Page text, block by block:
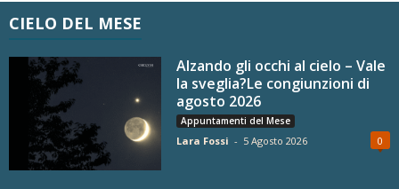
CIELO DEL MESE
Alzando gli occhi al cielo – Vale
la sveglia?Le congiunzioni di
agosto 2026
Appuntamenti del Mese
Lara Fossi - 5 Agosto 2026 0